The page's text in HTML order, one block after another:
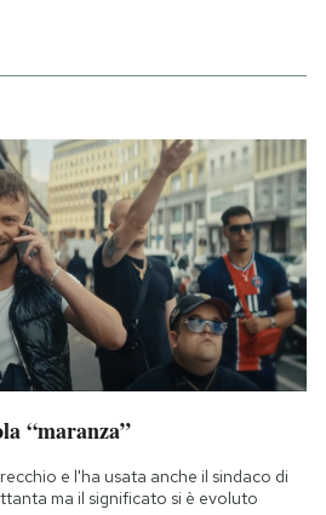
“maranza”
e l'ha usata anche il sindaco di
ma il significato si è evoluto